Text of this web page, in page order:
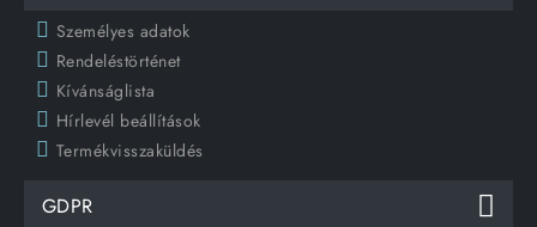
Személyes adatok
Rendeléstörténet
Kívánságlista
Hírlevél beállítások
Termékvisszaküldés
GDPR